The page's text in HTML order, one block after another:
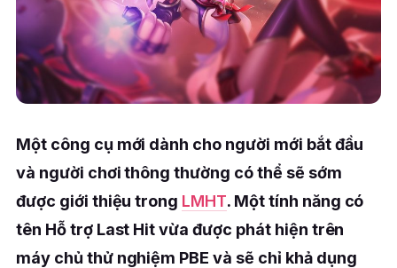
Một công cụ mới dành cho người mới bắt đầu
và người chơi thông thường có thể sẽ sớm
được giới thiệu trong LMHT. Một tính năng có
tên Hỗ trợ Last Hit vừa được phát hiện trên
máy chủ thử nghiệm PBE và sẽ chỉ khả dụng